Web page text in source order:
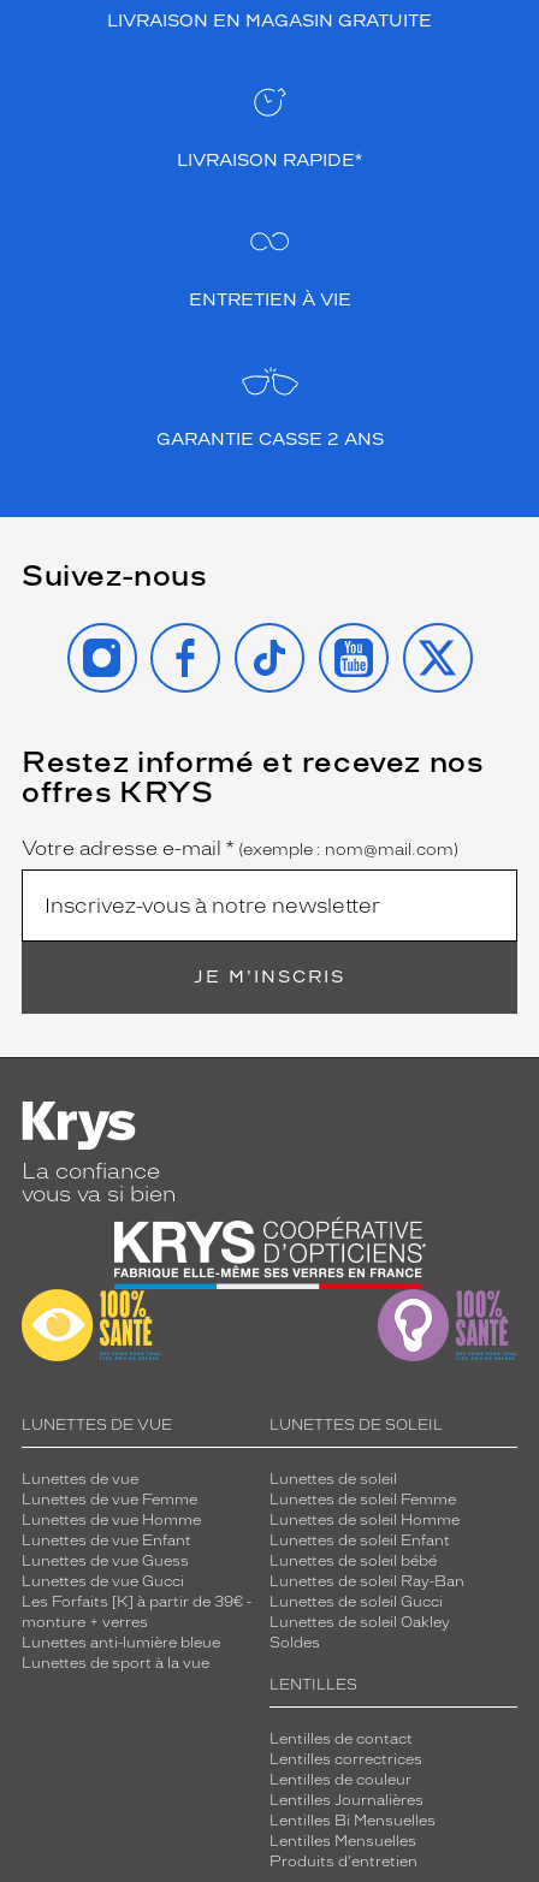
LIVRAISON EN MAGASIN GRATUITE
LIVRAISON RAPIDE*
ENTRETIEN À VIE
GARANTIE CASSE 2 ANS
Suivez-nous
INSTAGRAMFACEBOOK
TIKTOK YOUTUBE
X
Restez informé et recevez nos
offres KRYS
Name
Votre adresse e-mail *
(Ce
champ
est
(exemple : nom@mail.com)
JE M'INSCRIS
La confiance
vous va si bien
LUNETTES DE VUE
Lunettes de vue
Lunettes de vue Femme
Lunettes de vue Homme
Lunettes de vue Enfant
Lunettes de vue Guess
Lunettes de vue Gucci
Les Forfaits [K] à partir de 39€ -
monture + verres
Lunettes anti-lumière bleue
Lunettes de sport à la vue
LUNETTES DE SOLEIL
Lunettes de soleil
Lunettes de soleil Femme
Lunettes de soleil Homme
Lunettes de soleil Enfant
Lunettes de soleil bébé
Lunettes de soleil Ray-Ban
Lunettes de soleil Gucci
Lunettes de soleil Oakley
Soldes
LENTILLES
Lentilles de contact
Lentilles correctrices
Lentilles de couleur
Lentilles Journalières
Lentilles Bi Mensuelles
Lentilles Mensuelles
Produits d'entretien